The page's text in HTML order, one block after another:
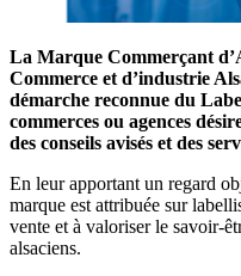
La Marque Commerçant
Commerce et d’industrie
démarche reconnue du
commerces ou agences
des conseils avisés et des
En leur apportant un regard
marque est attribuée sur
vente et à valoriser le savoir-
alsaciens.